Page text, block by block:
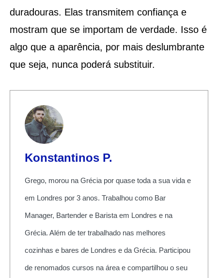
duradouras. Elas transmitem confiança e
mostram que se importam de verdade. Isso é
algo que a aparência, por mais deslumbrante
que seja, nunca poderá substituir.
Konstantinos P.
Grego, morou na Grécia por quase toda a sua vida e
em Londres por 3 anos. Trabalhou como Bar
Manager, Bartender e Barista em Londres e na
Grécia. Além de ter trabalhado nas melhores
cozinhas e bares de Londres e da Grécia. Participou
de renomados cursos na área e compartilhou o seu